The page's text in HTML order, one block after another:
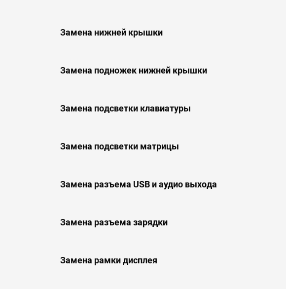
Замена нижней крышки
Замена подножек нижней крышки
Замена подсветки клавиатуры
Замена подсветки матрицы
Замена разъема USB и аудио выхода
Замена разъема зарядки
Замена рамки дисплея